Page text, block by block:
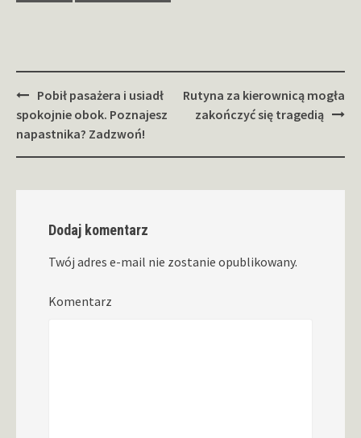
Zobacz
wpisy
Pobił pasażera i usiadł
spokojnie obok. Poznajesz
napastnika? Zadzwoń!
Rutyna za kierownicą mogła
zakończyć się tragedią
Dodaj komentarz
Twój adres e-mail nie zostanie opublikowany.
Komentarz